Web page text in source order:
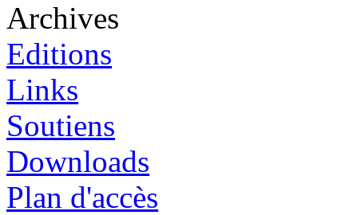
Archives
Editions
Links
Soutiens
Downloads
Plan d'accès